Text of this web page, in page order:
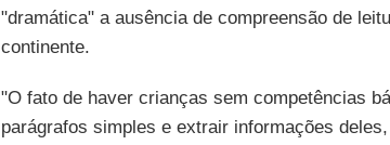
"dramática" a ausência de compreensão de
continente.
"O fato de haver crianças sem competências
parágrafos simples e extrair informações